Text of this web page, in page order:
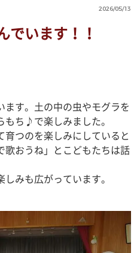
2026/05/13
でいます！！
ます。土の中の虫やモグラを
ち♪で楽しみました。
つのを楽しみにしていると
歌おうね」とこどもたちは話
みも広がっています。